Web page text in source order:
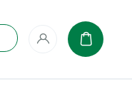
Mon compte
Panier